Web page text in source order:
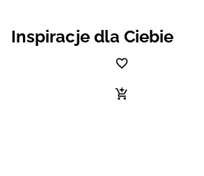
Inspiracje dla Ciebie